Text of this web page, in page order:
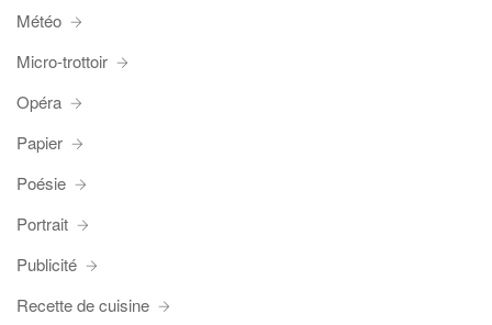
Météo
Micro-trottoir
Opéra
Papier
Poésie
Portrait
Publicité
Recette de cuisine